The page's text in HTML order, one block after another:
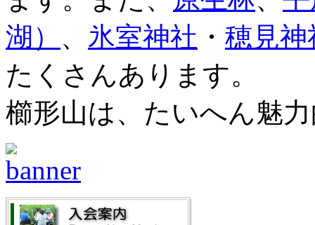
湖） 、 氷室神社 ・ 穂見神
たくさんあります。
櫛形山は、たいへん魅